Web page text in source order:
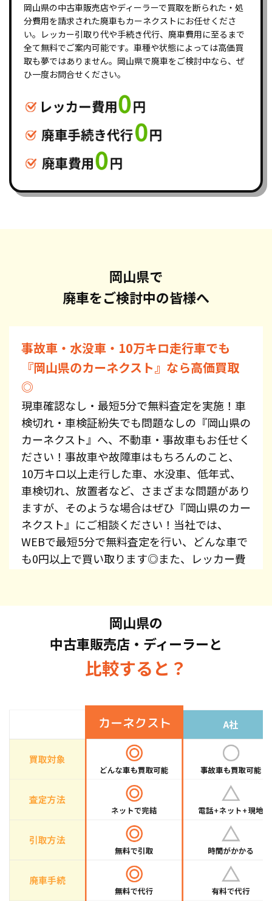
岡山県の中古車販売店やディーラーで買取を断られた・処
分費用を請求された廃車もカーネクストにお任せくださ
い。レッカー引取り代や手続き代行、廃車費用に至るまで
全て無料でご案内可能です。車種や状態によっては高価買
取も夢ではありません。岡山県で廃車をご検討中なら、ぜ
ひ一度お問合せください。
岡山県で
廃車をご検討中の皆様へ
事故車・水没車・10万キロ走行車でも
『岡山県のカーネクスト』なら高価買取
◎
現車確認なし・最短5分で無料査定を実施！車
検切れ・車検証紛失でも問題なしの『岡山県の
カーネクスト』へ、不動車・事故車もお任せく
ださい！事故車や故障車はもちろんのこと、
10万キロ以上走行した車、水没車、低年式、
車検切れ、放置者など、さまざまな問題があり
ますが、そのような場合はぜひ『岡山県のカー
ネクスト』にご相談ください！当社では、
WEBで最短5分で無料査定を行い、どんな車で
も0円以上で買い取ります◎また、レッカー費
セイ・スカイライン・CX-5・ジムニーなど、車
種を問わずお持ち込みください。また、高価買
取している車種もございますので、お気軽にお
問い合わせください！
岡山県の
中古車販売店・ディーラーと
比較すると？